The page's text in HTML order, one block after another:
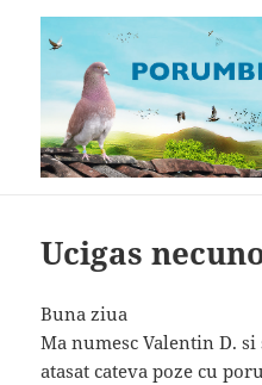
Ucigas
Buna ziua
Ma numesc Valentin D.
atasat cateva poze cu